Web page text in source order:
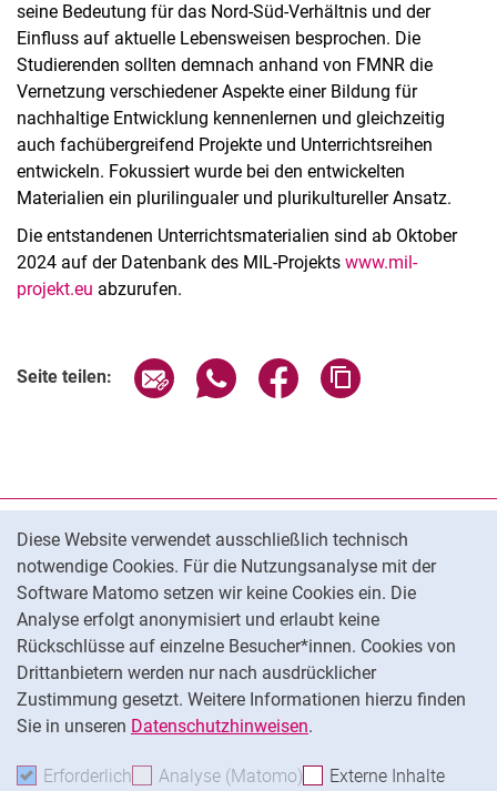
Diese Website verwendet ausschließlich technisch
notwendige Cookies. Für die Nutzungsanalyse mit der
Software Matomo setzen wir keine Cookies ein. Die
Analyse erfolgt anonymisiert und erlaubt keine
Rückschlüsse auf einzelne Besucher*innen. Cookies von
Drittanbietern werden nur nach ausdrücklicher
Zustimmung gesetzt. Weitere Informationen hierzu finden
Sie in unseren Datenschutzhinweisen.
Erforderlich Erforderliche Cookies akzeptieren
Analyse (Matomo) Analyse-Cookies
Externe Inhalte
seine Bedeutung für das Nord-Süd-Verhältnis und der
Einfluss auf aktuelle Lebensweisen besprochen. Die
Studierenden sollten demnach anhand von FMNR die
Vernetzung verschiedener Aspekte einer Bildung für
nachhaltige Entwicklung kennenlernen und gleichzeitig
auch fachübergreifend Projekte und Unterrichtsreihen
entwickeln. Fokussiert wurde bei den entwickelten
Materialien ein plurilingualer und plurikultureller Ansatz.
Die entstandenen Unterrichtsmaterialien sind ab Oktober
2024 auf der Datenbank des MIL-Projekts www.mil-
projekt.eu abzurufen.
Seite teilen: Seite über E-Mail teilen
Seite über WhatsApp teilen
Seite über Facebook
Datenschutz
Barrierefreiheit
Transparenter KI-Einsatz
Impressum
Cookie-Einstellungen